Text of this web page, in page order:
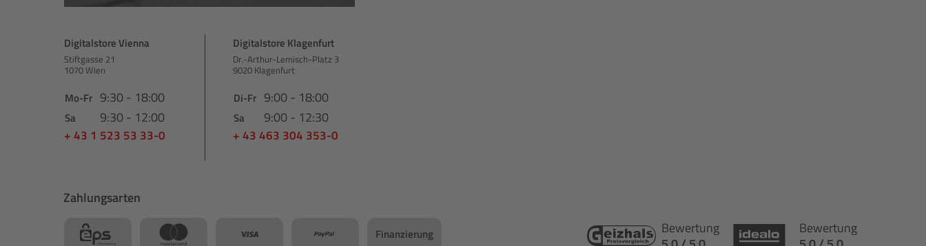
Digitalstore Vienna
Stiftgasse 21
1070 Wien
Mo-Fr 9:30 - 18:00
Sa 9:30 - 12:00
+ 43 1 523 53 33-0
Digitalstore Klagenfurt
Dr.-Arthur-Lemisch-Platz 3
9020 Klagenfurt
Di-Fr 9:00 - 18:00
Sa 9:00 - 12:30
+ 43 463 304 353-0
Zahlungsarten
Finanzierung
Bewertung
Bewertung